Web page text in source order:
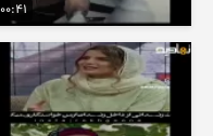
00:41